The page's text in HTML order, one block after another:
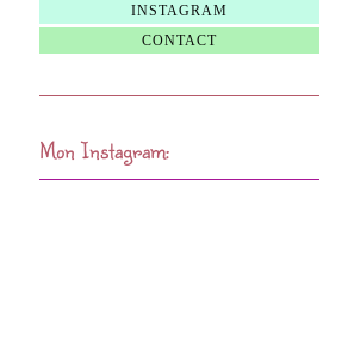
INSTAGRAM
CONTACT
Mon Instagram: